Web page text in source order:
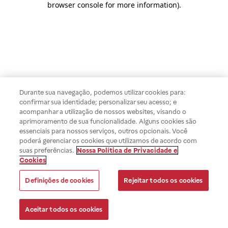
browser console for more information).
Durante sua navegação, podemos utilizar cookies para:
confirmar sua identidade; personalizar seu acesso; e
acompanhar a utilização de nossos websites, visando o
aprimoramento de sua funcionalidade. Alguns cookies são
essenciais para nossos serviços, outros opcionais. Você
poderá gerenciar os cookies que utilizamos de acordo com
suas preferências. Nossa Política de Privacidade e
Cookies
Definições de cookies Rejeitar todos os cookies
Aceitar todos os cookies